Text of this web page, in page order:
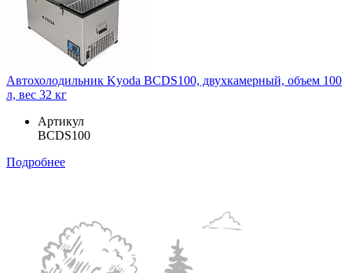
Автохолодильник Kyoda BCDS100, двухкамерный, объем 100
л, вес 32 кг
Артикул
BCDS100
Подробнее